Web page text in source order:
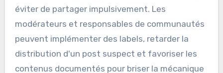
éviter de partager impulsivement. Les
modérateurs et responsables de communautés
peuvent implémenter des labels, retarder la
distribution d'un post suspect et favoriser les
contenus documentés pour briser la mécanique